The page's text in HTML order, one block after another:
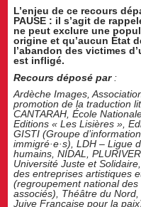
L’enjeu de ce recours
PAUSE : il s’agit de
ne peut exclure une
origine et qu’aucun État
l’abandon des victimes
est infligé.
Recours déposé par:
Ardèche Images,
promotion de la traduction
CANTARAH, École
Editions « Les Lisières »,
GISTI (Groupe
immigré·e·s), LDH – Ligue
humains,NIDAL,
Université Juste et
des entreprises artistiques
(regroupement national
associés), Théâtre du
Juive Française pour la